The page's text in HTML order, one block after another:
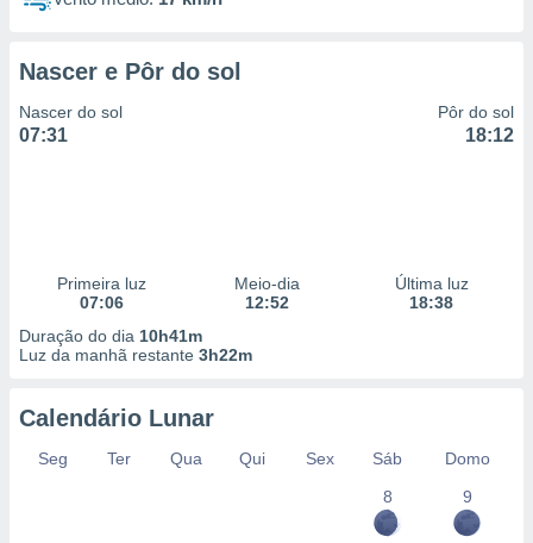
Nascer e Pôr do sol
Nascer do sol
07:31
Pôr do sol
18:12
Primeira luz
07:06
Meio-dia
12:52
Última luz
18:38
Duração do dia 10h41m
Luz da manhã restante 3h22m
Calendário Lunar
Seg Ter Qua Qui Sex Sáb
Domo
8
9